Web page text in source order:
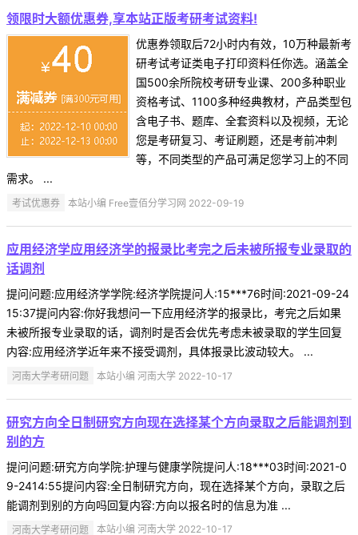
领限时大额优惠券,享本站正版考研考试资料!
优惠券领取后72小时内有效，10万种最新考
研考试考证类电子打印资料任你选。涵盖全
国500余所院校考研专业课、200多种职业
资格考试、1100多种经典教材，产品类型包
含电子书、题库、全套资料以及视频，无论
您是考研复习、考证刷题，还是考前冲刺
等，不同类型的产品可满足您学习上的不同
需求。 ...
考试优惠券 本站小编 Free壹佰分学习网 2022-09-19
应用经济学应用经济学的报录比考完之后未被所报专业录取的
话调剂
提问问题:应用经济学学院:经济学院提问人:15***76时间:2021-09-24
15:37提问内容:你好我想问一下应用经济学的报录比，考完之后如果
未被所报专业录取的话，调剂时是否会优先考虑未被录取的学生回复
内容:应用经济学近年来不接受调剂，具体报录比波动较大。 ...
河南大学考研问题 本站小编 河南大学 2022-10-17
研究方向全日制研究方向现在选择某个方向录取之后能调剂到
别的方
提问问题:研究方向学院:护理与健康学院提问人:18***03时间:2021-0
9-2414:55提问内容:全日制研究方向，现在选择某个方向，录取之后
能调剂到别的方向吗回复内容:方向以报名时的信息为准 ...
河南大学考研问题 本站小编 河南大学 2022-10-17